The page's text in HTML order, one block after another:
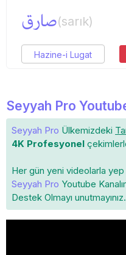
صارق(sarık)
Hazine-i Lugat
Seyyah Pro
Seyyah Pro Ülkemizdeki
4K Profesyonel
Her gün yeni videolarla
Seyyah Pro Youtube
Destek Olmayı unutmayınız.